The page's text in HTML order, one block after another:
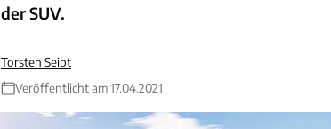
der SUV.
Torsten Seibt
Veröffentlicht am 17.04.2021